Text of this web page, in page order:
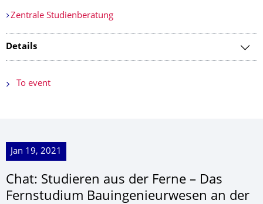
Zentrale Studienberatung
Details
To event
Jan 19, 2021
Chat: Studieren aus der Ferne – Das
Fernstudium Bauingenieurwesen an der